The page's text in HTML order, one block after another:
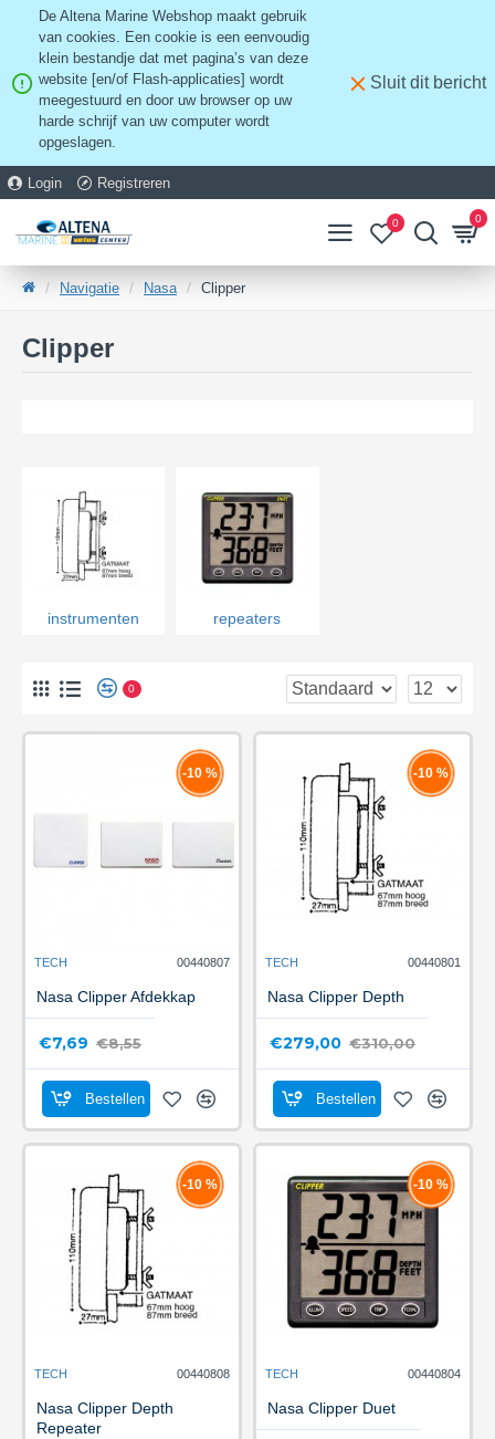
De Altena Marine Webshop maakt gebruik
van cookies. Een cookie is een eenvoudig
klein bestandje dat met pagina’s van deze
website [en/of Flash-applicaties] wordt
meegestuurd en door uw browser op uw
harde schrijf van uw computer wordt
opgeslagen.
Sluit dit bericht
Login Registreren
0 0
Navigatie Nasa Clipper
Clipper
instrumenten repeaters
0
-10 %
TECH 00440807
Nasa Clipper Afdekkap
€7,69 €8,55
Bestellen
-10 %
TECH 00440801
Nasa Clipper Depth
€279,00 €310,00
Bestellen
-10 %
TECH 00440808
Nasa Clipper Depth
Repeater
-10 %
TECH 00440804
Nasa Clipper Duet